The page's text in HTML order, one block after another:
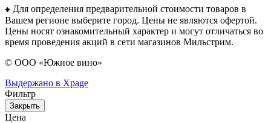
⁕ Для определения предварительной стоимости товаров в
Вашем регионе выберите город. Цены не являются офертой.
Цены носят ознакомительный характер и могут отличаться во
время проведения акций в сети магазинов Мильстрим.
© ООО «Южное вино»
Выдержано в Xpage
Фильтр
Закрыть
Цена